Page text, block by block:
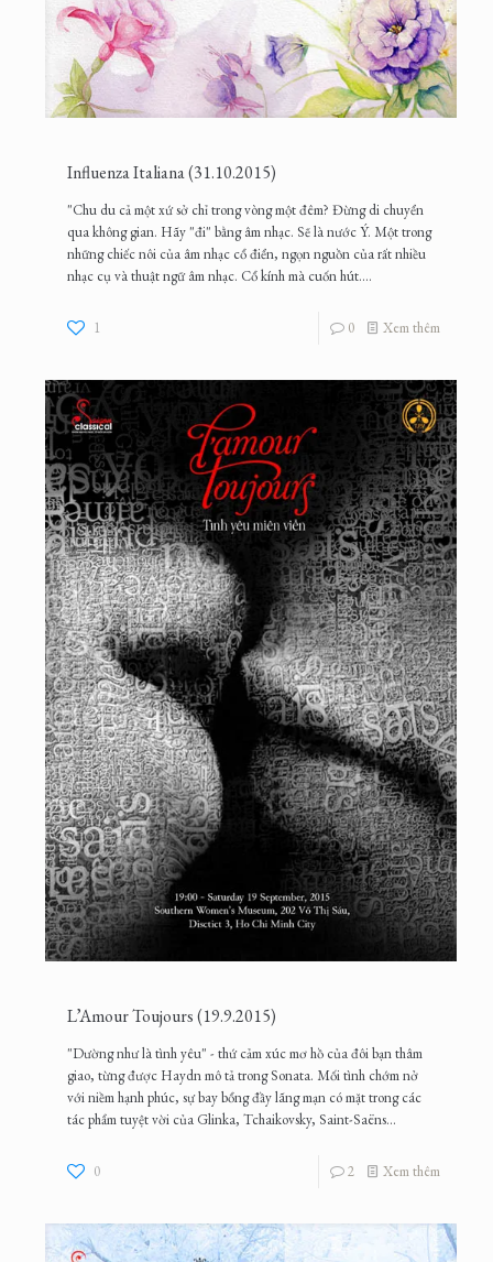
Influenza Italiana (31.10.2015)
"Chu du cả một xứ sở chỉ trong vòng một đêm? Đừng di chuyển
qua không gian. Hãy "đi" bằng âm nhạc. Sẽ là nước Ý. Một trong
những chiếc nôi của âm nhạc cổ điển, ngọn nguồn của rất nhiều
nhạc cụ và thuật ngữ âm nhạc. Cổ kính mà cuốn hút....
1 0 Xem thêm
L’Amour Toujours (19.9.2015)
"Dường như là tình yêu" - thứ cảm xúc mơ hồ của đôi bạn thâm
giao, từng được Haydn mô tả trong Sonata. Mối tình chớm nở
với niềm hạnh phúc, sự bay bổng đầy lãng mạn có mặt trong các
tác phẩm tuyệt vời của Glinka, Tchaikovsky, Saint-Saëns...
0 2 Xem thêm